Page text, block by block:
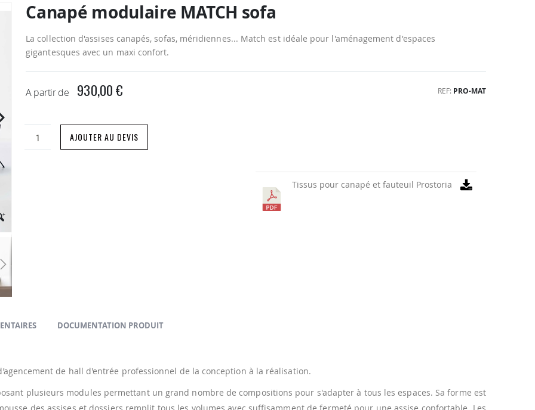
Canapé modulaire MATCH sofa
La collection d'assises canapés, sofas, méridiennes... Match est idéale pour l'aménagement d'espaces
gigantesques avec un maxi confort.
A partir de 930,00 € REF PRO-MAT
AJOUTER AU DEVIS
Tissus pour canapé et fauteuil Prostoria
de hall d'entrée professionnel de la conception à la réalisation.
plusieurs modules permettant un grand nombre de compositions pour s'adapter à tous les espaces. Sa forme est
des assises et dossiers remplit tous les volumes avec suffisamment de fermeté pour une assise confortable. Les
DOCUMENTATION PRODUIT